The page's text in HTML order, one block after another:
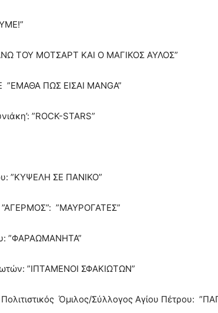
ΤΟΥ ΜΟΤΣΑΡΤ ΚΑΙ Ο ΜΑΓΙΚΟΣ ΑΥΛΟΣ”
”ΕΜΑΘΑ ΠΩΣ ΕΙΣΑΙ MANGA”
”ROCK-STARS”
”ΚΥΨΕΛΗ ΣΕ ΠΑΝΙΚΟ”
”ΑΓΕΡΜΟΣ”: ”ΜΑΥΡΟΓΑΤΕΣ”
”ΦΑΡΑΩΜΑΝΗΤΑ”
”ΙΠΤΑΜΕΝΟΙ ΣΦΑΚΙΩΤΩΝ”
Όμιλος/Σύλλογος Αγίου Πέτρου: